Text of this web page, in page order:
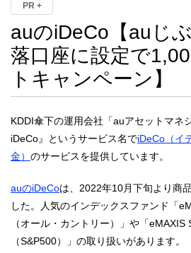
PR +
auのiDeCo【auじ
落口座に設定で
トキャンペーン】
KDDI傘下の運用会社「auアセットマネ
iDeCo』というサービス名でiDeCo（イ
金） のサービスを提供しています。
auのiDeCoは、2022年10月下旬より商
した。人気のインデックスファンド「
（オール・カントリー）」や「eMAXIS
（S&P500）」の取り扱いがあります。